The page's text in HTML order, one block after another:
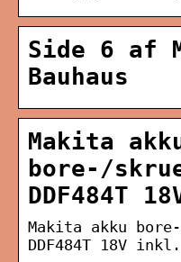
Side 6 af
Bauhaus
Makita
bore-/
DDF484T
Makita akku
DDF484T 18V